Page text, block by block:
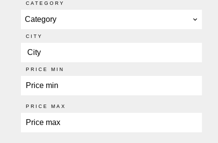
CATEGORY
Category
CITY
City
PRICE MIN
PRICE MAX